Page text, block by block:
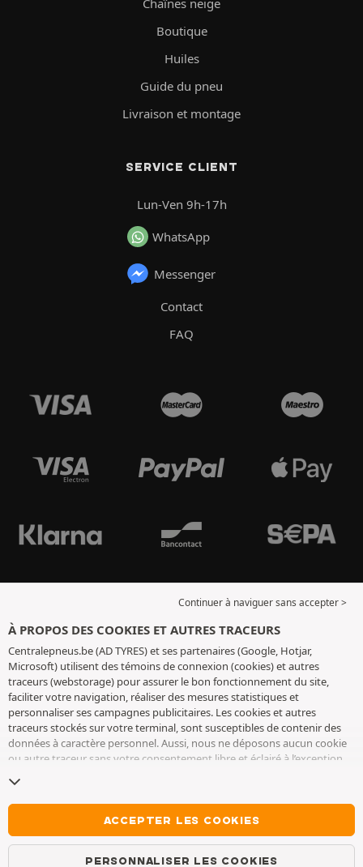
Chaînes neige
Boutique
Huiles
Guide du pneu
Livraison et montage
SERVICE CLIENT
Lun-Ven 9h-17h
WhatsApp
Messenger
Contact
FAQ
Continuer à naviguer sans accepter >
À PROPOS DES COOKIES ET AUTRES TRACEURS
Centralepneus.be (AD TYRES) et ses partenaires (Google, Hotjar,
Microsoft) utilisent des témoins de connexion (cookies) et autres
traceurs (webstorage) pour assurer le bon fonctionnement du site,
faciliter votre navigation, réaliser des mesures statistiques et
personnaliser ses campagnes publicitaires. Les cookies et autres
traceurs stockés sur votre terminal, sont susceptibles de contenir des
données à caractère personnel. Aussi, nous ne déposons aucun cookie
ou autre traceur sans votre consentement libre et éclairé à l’exception
conservons votre choix pendant 6 mois. Vous pouvez retirer votre
consentement à tout moment en vous rendant sur lapage cookies et
. Vous pouvez choisir de continuer à naviguer sans
accepter le dépôt de cookies ou autres traceurs. Le refus ne fait pas
obstacle à l’accès aux services AD TYRES. Pour plus d’informations, nous
ACCEPTER LES COOKIES
PERSONNALISER LES COOKIES